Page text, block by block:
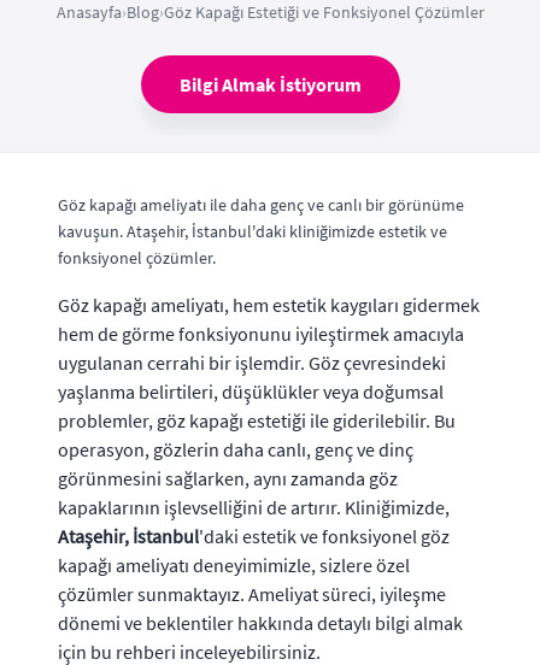
Anasayfa›Blog›Göz Kapağı Estetiği ve Fonksiyonel Çözümler
Bilgi Almak İstiyorum
Göz kapağı ameliyatı ile daha genç ve canlı bir görünüme
kavuşun. Ataşehir, İstanbul'daki kliniğimizde estetik ve
fonksiyonel çözümler.
Göz kapağı ameliyatı, hem estetik kaygıları gidermek
hem de görme fonksiyonunu iyileştirmek amacıyla
uygulanan cerrahi bir işlemdir. Göz çevresindeki
yaşlanma belirtileri, düşüklükler veya doğumsal
problemler, göz kapağı estetiği ile giderilebilir. Bu
operasyon, gözlerin daha canlı, genç ve dinç
görünmesini sağlarken, aynı zamanda göz
kapaklarının işlevselliğini de artırır. Kliniğimizde,
Ataşehir, İstanbul'daki estetik ve fonksiyonel göz
kapağı ameliyatı deneyimimizle, sizlere özel
çözümler sunmaktayız. Ameliyat süreci, iyileşme
dönemi ve beklentiler hakkında detaylı bilgi almak
için bu rehberi inceleyebilirsiniz.